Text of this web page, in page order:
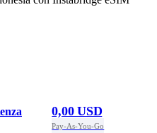
0,00 USD
Pay-As-You-Go